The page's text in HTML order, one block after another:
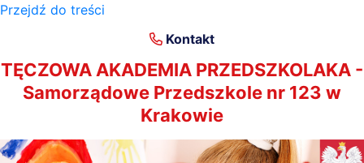
Przejdź do treści
Kontakt
TĘCZOWA AKADEMIA PRZEDSZKOLAKA -
Samorządowe Przedszkole nr 123 w
Krakowie